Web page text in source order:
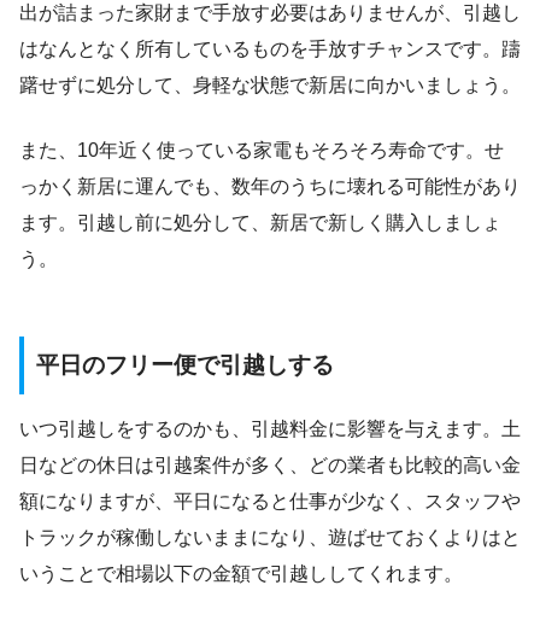
出が詰まった家財まで手放す必要はありませんが、引越し
はなんとなく所有しているものを手放すチャンスです。躊
躇せずに処分して、身軽な状態で新居に向かいましょう。
また、10年近く使っている家電もそろそろ寿命です。せ
っかく新居に運んでも、数年のうちに壊れる可能性があり
ます。引越し前に処分して、新居で新しく購入しましょ
う。
平日のフリー便で引越しする
いつ引越しをするのかも、引越料金に影響を与えます。土
日などの休日は引越案件が多く、どの業者も比較的高い金
額になりますが、平日になると仕事が少なく、スタッフや
トラックが稼働しないままになり、遊ばせておくよりはと
いうことで相場以下の金額で引越ししてくれます。